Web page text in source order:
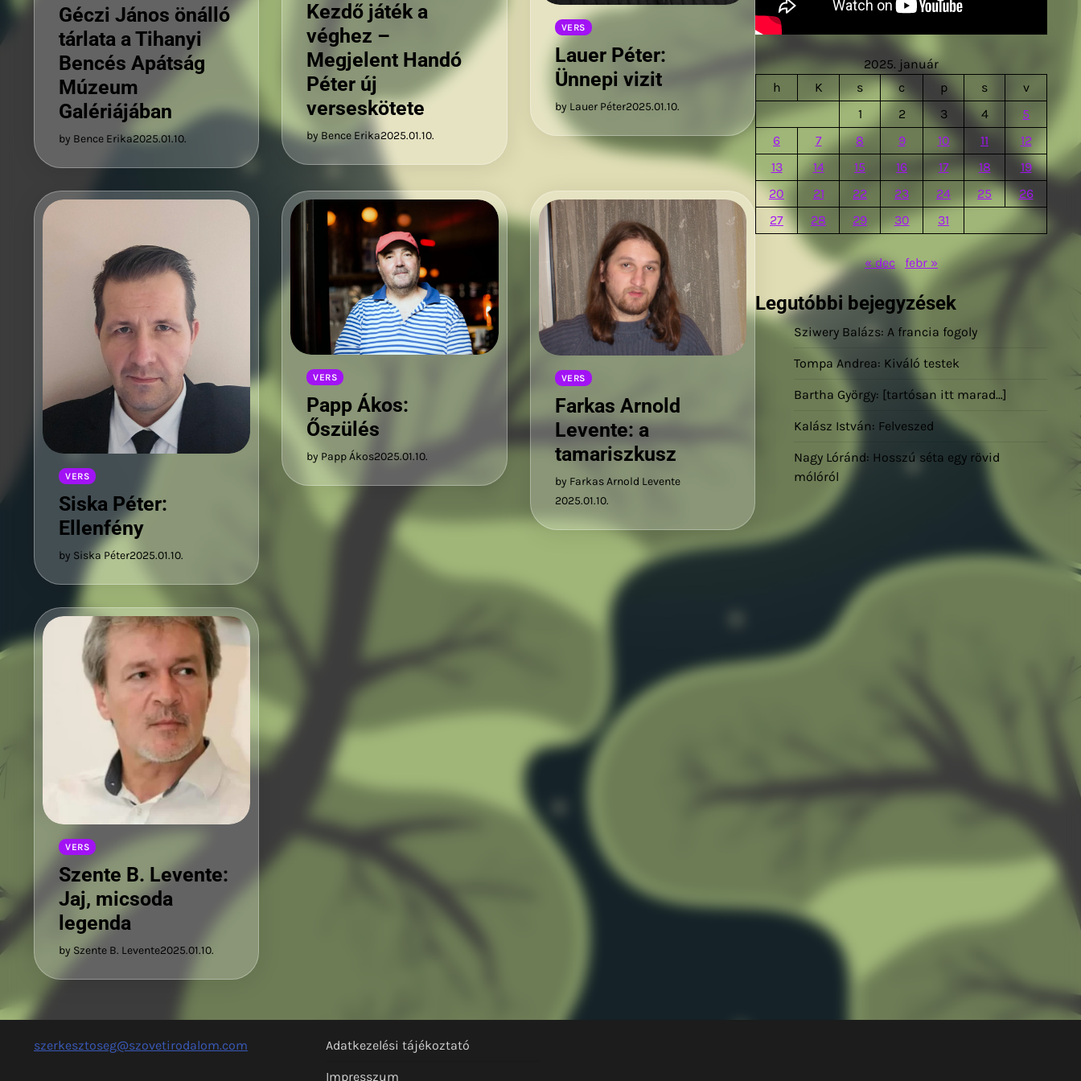
Géczi János önálló
tárlata a Tihanyi
Bencés Apátság
Múzeum
Galériájában
by Bence Erika2025.01.10.
Kezdő játék a
véghez –
Megjelent Handó
Péter új
verseskötete
by Bence Erika2025.01.10.
VERS
Lauer Péter:
Ünnepi vizit
by Lauer Péter2025.01.10.
VERS
Siska Péter:
Ellenfény
by Siska Péter2025.01.10.
VERS
Papp Ákos:
Őszülés
by Papp Ákos2025.01.10.
VERS
Farkas Arnold
Levente: a
tamariszkusz
by Farkas Arnold Levente
2025.01.10.
VERS
Szente B. Levente:
Jaj, micsoda
legenda
by Szente B. Levente2025.01.10.
2025. január
h
K s c p s
v
1
2 3 4
5
6
7 8 9 10 11
12
13
14 15 16 17 18
19
20
21 22 23 24 25
26
27
28 29 30 31
« dec febr »
Legutóbbi bejegyzések
Sziwery Balázs: A francia fogoly
Tompa Andrea: Kiváló testek
Bartha György: [tartósan itt marad…]
Kalász István: Felveszed
Nagy Lóránd: Hosszú séta egy rövid
mólóról
szerkesztoseg@szovetirodalom.com Adatkezelési tájékoztató
Impresszum